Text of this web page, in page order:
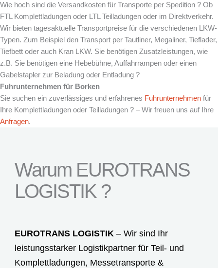
Wie hoch sind die Versandkosten für Transporte per Spedition ? Ob
FTL Komplettladungen oder LTL Teilladungen oder im Direktverkehr.
Wir bieten tagesaktuelle Transportpreise für die verschiedenen LKW-
Typen. Zum Beispiel den Transport per Tautliner, Megaliner, Tieflader,
Tiefbett oder auch Kran LKW. Sie benötigen Zusatzleistungen, wie
z.B. Sie benötigen eine Hebebühne, Auffahrrampen oder einen
Gabelstapler zur Beladung oder Entladung ?
Fuhrunternehmen für Borken
Sie suchen ein zuverlässiges und erfahrenes Fuhrunternehmen für
Ihre Komplettladungen oder Teilladungen ? – Wir freuen uns auf Ihre
Anfragen.
Warum EUROTRANS
LOGISTIK ?
EUROTRANS LOGISTIK – Wir sind Ihr
leistungsstarker Logistikpartner für Teil- und
Komplettladungen, Messetransporte &